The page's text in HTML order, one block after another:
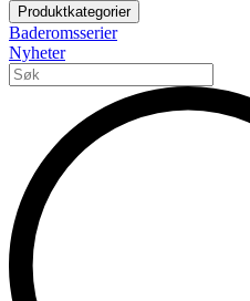
Produktkategorier
Baderomsserier
Nyheter